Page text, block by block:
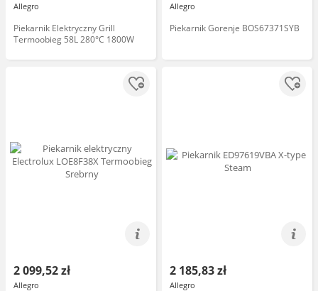
Allegro
Piekarnik Elektryczny Grill
Termoobieg 58L 280°C 1800W
Allegro
Piekarnik Gorenje BOS67371SYB
2 099,52 zł
Allegro
2 185,83 zł
Allegro